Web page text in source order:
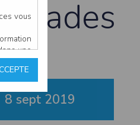
8 sept 2019
vous
une
du site